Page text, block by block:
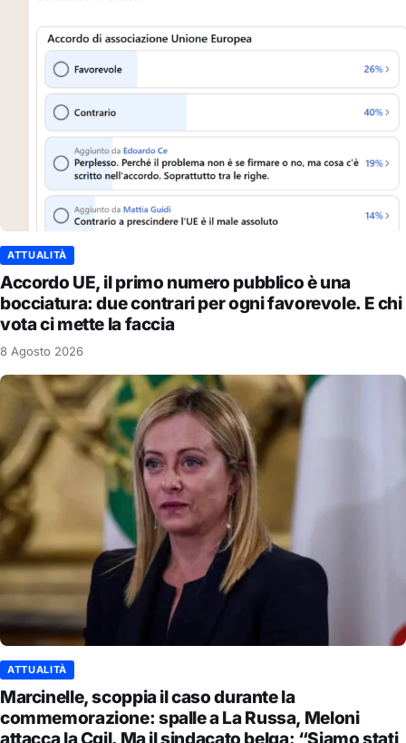
ATTUALITÀ
Accordo UE, il primo numero pubblico è una
bocciatura: due contrari per ogni favorevole. E chi
vota ci mette la faccia
8 Agosto 2026
ATTUALITÀ
Marcinelle, scoppia il caso durante la
commemorazione: spalle a La Russa, Meloni